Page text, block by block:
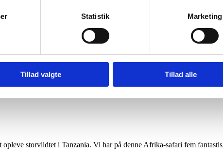
Statistik Marketing
Tillad valgte Tillad alle
mad til tekstiler og kunstvarer. Selvom de mange mørke og smalle
får du nemlig både en overvældende sanselig oplevelse, samt en
bliver du også mødt med smukke, strålende farver af friske frugter
de mange spændende eksotiske frugter og madvarer.
storvildtet i Tanzania. Vi har på denne Afrika-safari fem